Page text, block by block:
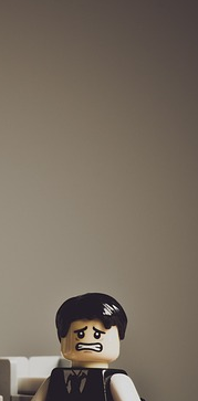
proposent une
à 12h au tiers-lieu.
jour, rebooster une
votre ordinateur/
du mois, cette